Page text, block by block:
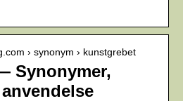
› synonym › kunstgrebet
Synonymer,